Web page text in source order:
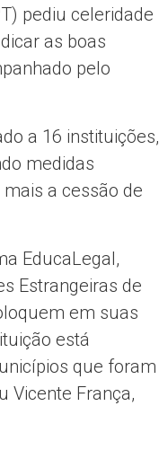
pediu celeridade
as boas
pelo
a 16 instituições,
medidas
a cessão de
EducaLegal,
Estrangeiras de
em suas
está
que foram
Vicente França,